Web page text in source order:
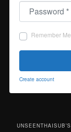
Password
Remember Me
Create account